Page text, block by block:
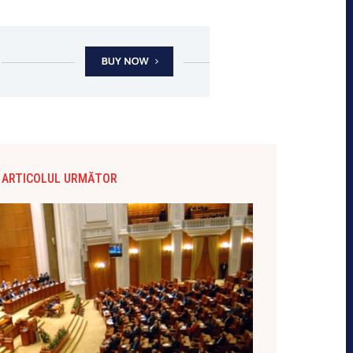
ARTICOLUL URMĂTOR